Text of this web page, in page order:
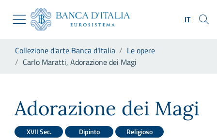
Skip to Main Content
Vai al sito istituzionale
Vai al menu di navigazione
Vai alla ricerca
Vai al footer
IT
Collezione d'arte Banca d'Italia
Le opere
Carlo Maratti, Adorazione dei Magi
Adorazione dei Magi
XVII Sec. Dipinto Religioso